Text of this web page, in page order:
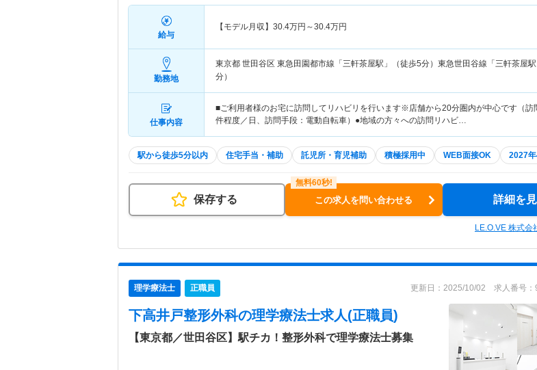
給与
【モデル月収】 30.4万円～30.4万円
勤務地
東京都 世田谷区 東急田園都市線「三軒茶屋駅」（徒歩5分）東急世田谷線「三軒茶屋
分）
仕事内容
■ご利用者様のお宅に訪問してリハビリを行います※店舗から20分圏内が中心です（訪
件程度／日、訪問手段：電動自転車）●地域の方々への訪問リハビ…
駅から徒歩5分以内 住宅手当・補助 託児所・育児補助 積極採用中 WEB面接OK 2027年
保存する この求人を問い合わせる 詳細を
LE.O.VE 株式会
理学療法士 正職員 更新日：2025/10/02 求人番号：
下高井戸整形外科の理学療法士求人(正職員)
【東京都／世田谷区】駅チカ！整形外科で理学療法士募集